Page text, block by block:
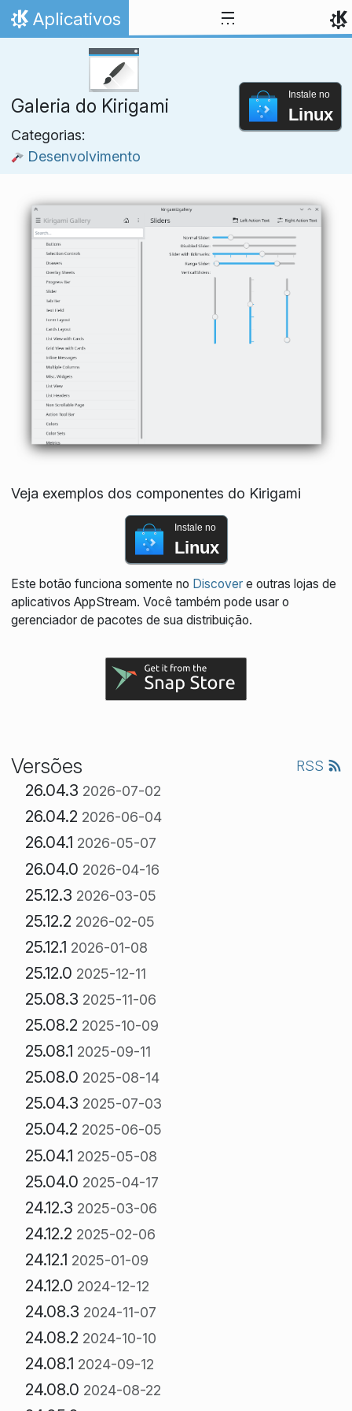
Ir para o conteúdo
Início
Aplicativos
Galeria do Kirigami
Categorias:
Desenvolvimento
Instale no
Linux
Veja exemplos dos componentes do Kirigami
Instale no
Linux
Este botão funciona somente no Discovere outras lojas de
aplicativos AppStream. Você também pode usar o
gerenciador de pacotes de sua distribuição.
Versões RSS
26.04.3 2026-07-02
26.04.2 2026-06-04
26.04.1 2026-05-07
26.04.0 2026-04-16
25.12.3 2026-03-05
25.12.2 2026-02-05
25.12.1 2026-01-08
25.12.0 2025-12-11
25.08.3 2025-11-06
25.08.2 2025-10-09
25.08.1 2025-09-11
25.08.0 2025-08-14
25.04.3 2025-07-03
25.04.2 2025-06-05
25.04.1 2025-05-08
25.04.0 2025-04-17
24.12.3 2025-03-06
24.12.2 2025-02-06
24.12.1 2025-01-09
24.12.0 2024-12-12
24.08.3 2024-11-07
24.08.2 2024-10-10
24.08.1 2024-09-12
24.08.0 2024-08-22